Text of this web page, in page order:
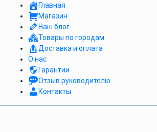
Главная
Магазин
Наш блог
Товары по городам
Доставка и оплата
О нас
Гарантии
Отзыв руководителю
Контакты